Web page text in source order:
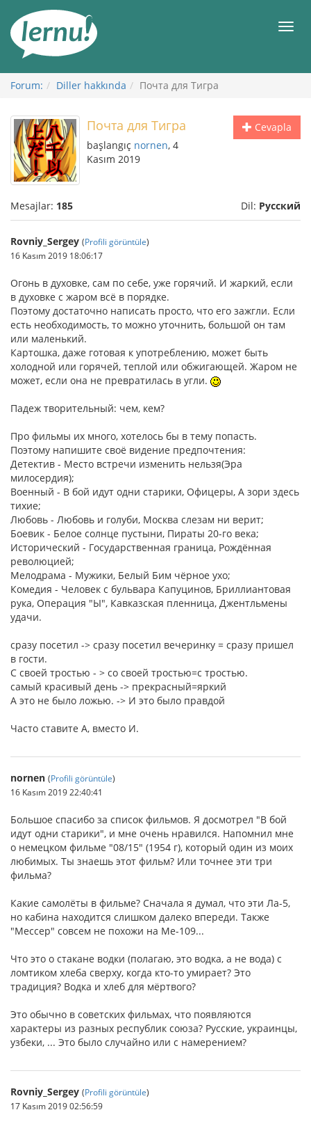
Görüntüleme
Forum: Diller hakkında Почта для Тигра
Cevapla
Почта для Тигра
başlangıç nornen, 4
Kasım 2019
Mesajlar: 185 Dil: Русский
Rovniy_Sergey (Profili görüntüle)
16 Kasım 2019 18:06:17
Огонь в духовке, сам по себе, уже горячий. И жаркий, если
в духовке с жаром всё в порядке.
Поэтому достаточно написать просто, что его зажгли. Если
есть необходимость, то можно уточнить, большой он там
или маленький.
Картошка, даже готовая к употреблению, может быть
холодной или горячей, теплой или обжигающей. Жаром не
может, если она не превратилась в угли.
Падеж творительный: чем, кем?
Про фильмы их много, хотелось бы в тему попасть.
Поэтому напишите своё видение предпочтения:
Детектив - Место встречи изменить нельзя(Эра
милосердия);
Военный - В бой идут одни старики, Офицеры, А зори здесь
тихие;
Любовь - Любовь и голуби, Москва слезам ни верит;
Боевик - Белое солнце пустыни, Пираты 20-го века;
Исторический - Государственная граница, Рождённая
революцией;
Мелодрама - Мужики, Белый Бим чёрное ухо;
Комедия - Человек с бульвара Капуцинов, Бриллиантовая
рука, Операция "Ы", Кавказская пленница, Джентльмены
удачи.
сразу посетил -> сразу посетил вечеринку = сразу пришел
в гости.
С своей тростью - > со своей тростью=с тростью.
самый красивый день -> прекрасный=яркий
А это не было ложью. -> И это было правдой
Часто ставите А, вместо И.
nornen (Profili görüntüle)
16 Kasım 2019 22:40:41
Большое спасибо за список фильмов. Я досмотрел "В бой
идут одни старики", и мне очень нравился. Напомнил мне
о немецком фильме "08/15" (1954 г), который один из моих
любимых. Ты знаешь этот фильм? Или точнее эти три
фильма?
Какие самолёты в фильме? Сначала я думал, что эти Ла-5,
но кабина находится слишком далеко впереди. Также
"Мессер" совсем не похожи на Me-109...
Что это о стакане водки (полагаю, это водка, а не вода) с
ломтиком хлеба сверху, когда кто-то умирает? Это
традиция? Водка и хлеб для мёртвого?
Это обычно в советских фильмах, что появляются
характеры из разных республик союза? Русские, украинцы,
узбеки, ... Это было случайно или с намерением?
Rovniy_Sergey (Profili görüntüle)
17 Kasım 2019 02:56:59